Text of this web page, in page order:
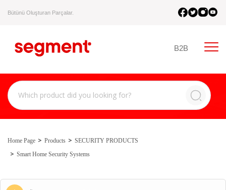
Bütünü Oluşturan Parçalar.
B2B
Home Page Products
SECURITY PRODUCTS
Smart Home Security Systems